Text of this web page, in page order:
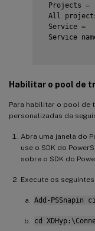
Projects =
All
Service =
Service
Habilitar o pool de
Para habilitar o pool de
personalizadas da
Abra uma janela do
use o SDK do
sobre o SDK do
Execute os
Add-PSSnapin
cd